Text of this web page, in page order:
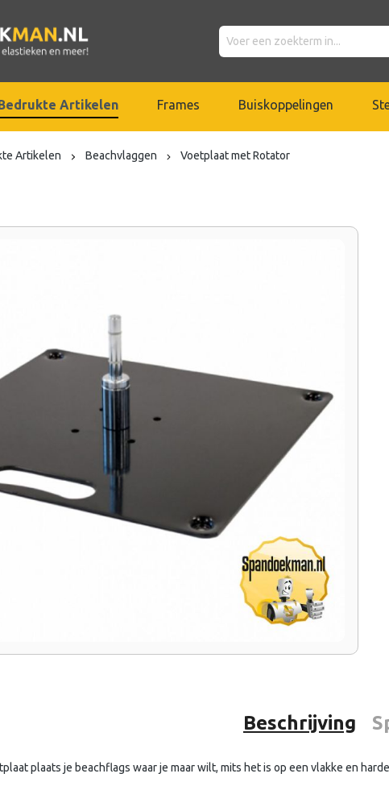
Artikelen Frames Buiskoppelingen
Artikelen Beachvlaggen Voetplaat met Rotator
Beschrijving
plaats je beachflags waar je maar wilt, mits het is op een vlakke en